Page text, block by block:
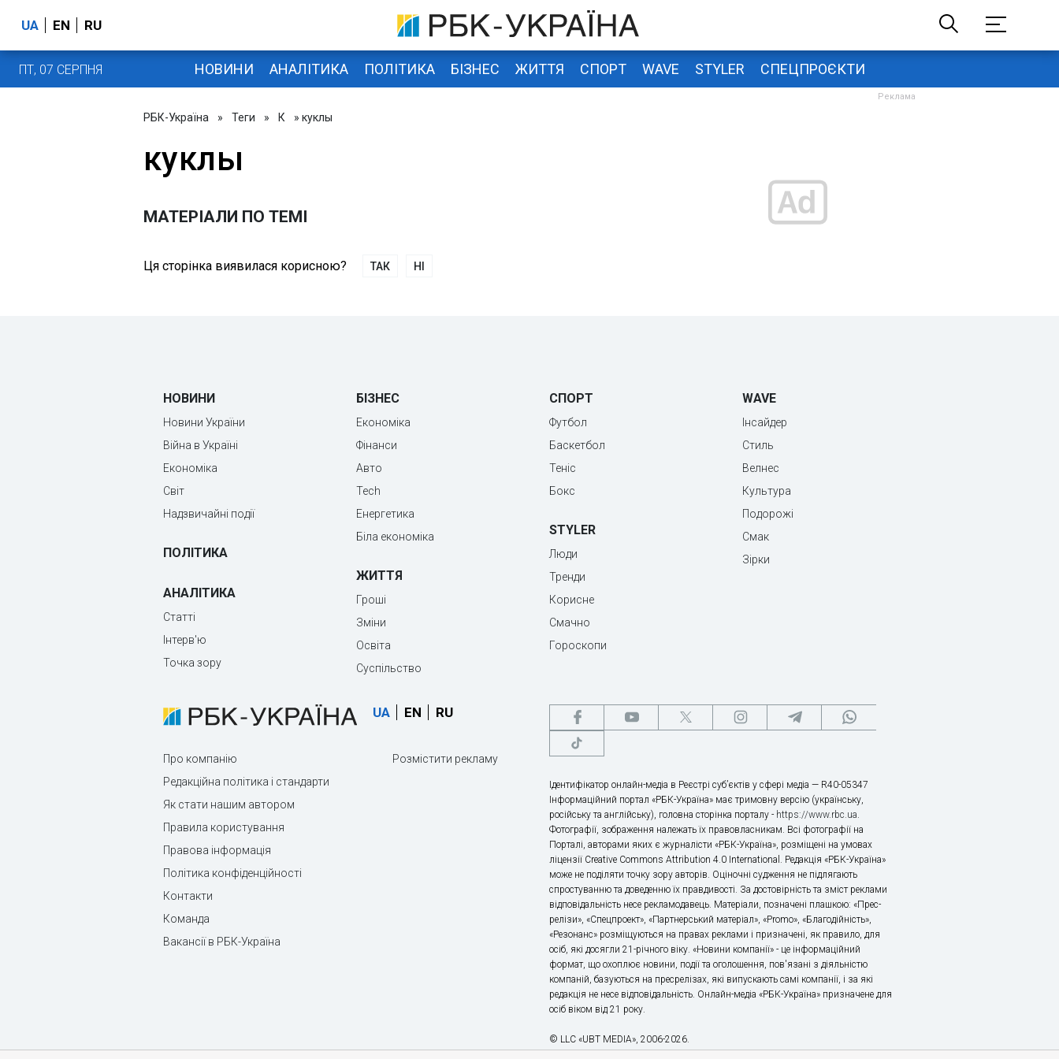
UA EN RU
ПТ, 07 СЕРПНЯ НОВИНИ АНАЛІТИКА ПОЛІТИКА БІЗНЕС ЖИТТЯ СПОРТ WAVE STYLER СПЕЦПРОЄКТИ
РБК-Україна » Теги » К » куклы
куклы
МАТЕРІАЛИ ПО ТЕМІ
Ця сторінка виявилася корисною? ТАК НІ
НОВИНИ
Новини України
Війна в Україні
Економіка
Світ
Надзвичайні події
ПОЛІТИКА
АНАЛІТИКА
Статті
Інтерв'ю
Точка зору
БІЗНЕС
Економіка
Фінанси
Авто
Tech
Енергетика
Біла економіка
ЖИТТЯ
Гроші
Зміни
Освіта
Суспільство
СПОРТ
Футбол
Баскетбол
Теніс
Бокс
STYLER
Люди
Тренди
Корисне
Смачно
Гороскопи
WAVE
Інсайдер
Стиль
Велнес
Культура
Подорожі
Смак
Зірки
UA EN RU
Про компанію
Редакційна політика і стандарти
Як стати нашим автором
Правила користування
Правова інформація
Політика конфіденційності
Контакти
Команда
Вакансії в РБК-Україна
Розмістити рекламу
Ідентифікатор онлайн-медіа в Реєстрі суб’єктів у сфері медіа — R40-05347
Інформаційний портал «РБК-Україна» має тримовну версію (українську,
російську та англійську), головна сторінка порталу - https://www.rbc.ua.
Фотографії, зображення належать їх правовласникам. Всі фотографії на
Порталі, авторами яких є журналісти «РБК-Україна», розміщені на умовах
ліцензії Creative Commons Attribution 4.0 International. Редакція «РБК-Україна»
може не поділяти точку зору авторів. Оціночні судження не підлягають
спростуванню та доведенню їх правдивості. За достовірність та зміст реклами
відповідальність несе рекламодавець. Матеріали, позначені плашкою: «Прес-
релізи», «Спецпроект», «Партнерський матеріал», «Promo», «Благодійність»,
«Резонанс» розміщуються на правах реклами і призначені, як правило, для
осіб, які досягли 21-річного віку. «Новини компанії» - це інформаційний
формат, що охоплює новини, події та оголошення, пов'язані з діяльністю
компаній, базуються на пресрелізах, які випускають самі компанії, і за які
редакція не несе відповідальність. Онлайн-медіа «РБК-Україна» призначене для
осіб віком від 21 року.
© LLC «UBT MEDIA», 2006-2026.